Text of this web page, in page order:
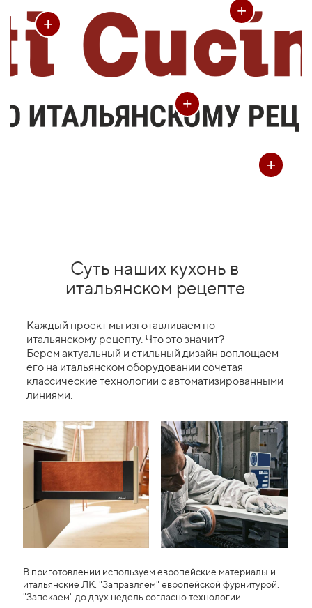
+
+
+
+
Суть наших кухонь в
итальянском рецепте
Каждый проект мы изготавливаем по
итальянскому рецепту. Что это значит?
Берем актуальный и стильный дизайн воплощаем
его на итальянском оборудовании сочетая
классические технологии с автоматизированными
линиями.
В приготовлении используем европейские материалы и
итальянские ЛК. "Заправляем" европейской фурнитурой.
"Запекаем" до двух недель согласно технологии.